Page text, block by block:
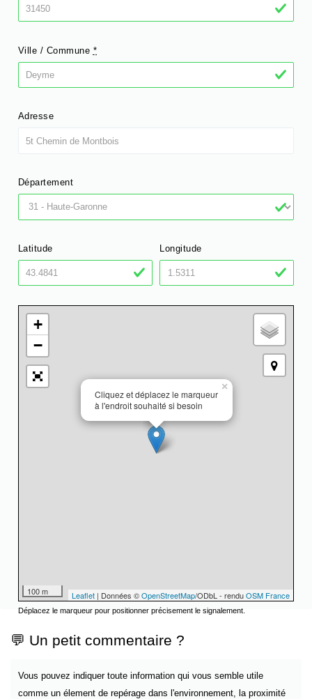
Ville / Commune *
Adresse
Département
Latitude Longitude
Cliquez et déplacez le marqueur
à l'endroit souhaité si besoin
×
+
−
100 m Leaflet | Données ©OpenStreetMap/ODbL - renduOSM France
Déplacez le marqueur pour positionner précisement le signalement.
💬 Un petit commentaire ?
Vous pouvez indiquer toute information qui vous semble utile
comme un élement de repérage dans l'environnement, la proximité